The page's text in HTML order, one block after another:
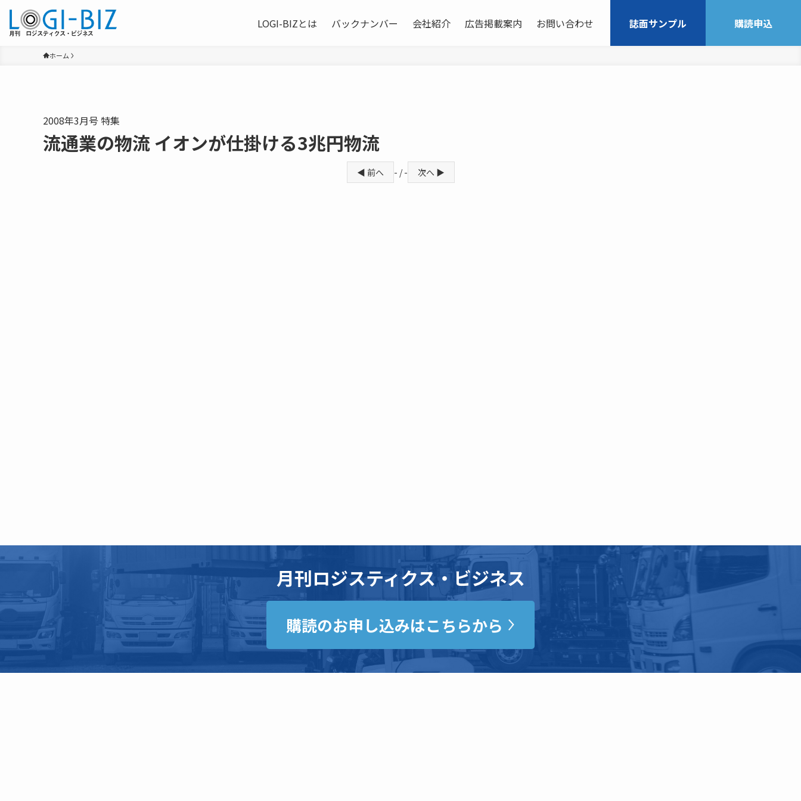
LOGI-BIZとは バックナンバー 会社紹介 広告掲載案内 お問い合わせ 誌面サンプル 購読申込
ホーム
2008年3月号 特集
流通業の物流 イオンが仕掛ける3兆円物流
◀ 前へ - / - 次へ ▶
月刊ロジスティクス・ビジネス
購読のお申し込みはこちらから